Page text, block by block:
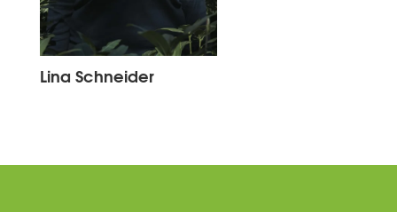
Lina Schneider